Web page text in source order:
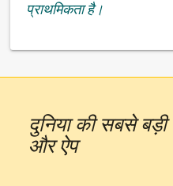
प्राथमिकता है।
दुनिया की सबसे बड़ी
और ऐप